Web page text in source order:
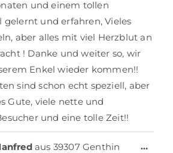
und einem tollen
gelernt und erfahren, Vieles
aber alles mit viel Herzblut an
! Danke und weiter so, wir
Enkel wieder kommen!!
sind schon echt speziell, aber
Gute, viele nette und
und eine tolle Zeit!!
aus 39307 Genthin
…